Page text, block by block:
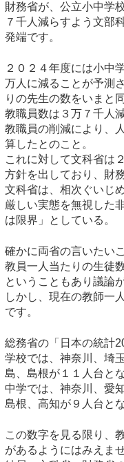
財務省が、公立小中学
７千人減らすよう文部
発端です。
２０２４年度には小中
万人に減ることが予測
りの先生の数をいまと
教職員数は３万７千人
教職員の削減により、
算したとのこと。
これに対して文科省は
方針を出しており、財
文科省は、相次ぐいじ
厳しい実態を無視した
は限界」としている。
確かに両省の言いたい
教員一人当たりの生徒
ということもあり議論
しかし、現在の教師一
です。
総務省の「日本の統計
学校では、神奈川、埼
島、島根が１１人台と
中学では、神奈川、愛
島根、高知が９人台と
この数字を見る限り、
があるようにはみえま